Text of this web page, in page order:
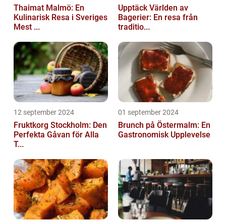
Thaimat Malmö: En
Kulinarisk Resa i Sveriges
Mest ...
Upptäck Världen av
Bagerier: En resa från
traditio...
12 september 2024
Fruktkorg Stockholm: Den
Perfekta Gåvan för Alla
T...
01 september 2024
Brunch på Östermalm: En
Gastronomisk Upplevelse